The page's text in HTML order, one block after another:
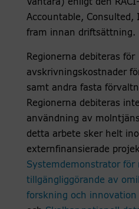
Vantara) enligt den
Accountable,
fram innan driftsättning.
Regionerna debiteras för
avskrivningskostnader
samt andra fasta
Regionerna debiteras
användning av
detta arbete sker helt
externfinansierade
Systemdemonstrator för
tillgängliggörande av
forskning och innovation